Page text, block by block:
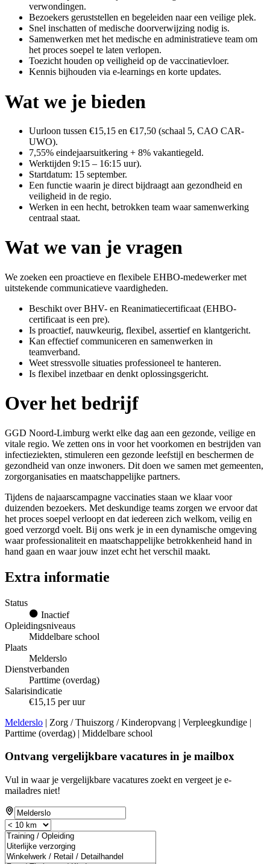
verwondingen.
Bezoekers geruststellen en begeleiden naar een veilige plek.
Snel inschatten of medische doorverwijzing nodig is.
Samenwerken met het medische en administratieve team om
het proces soepel te laten verlopen.
Toezicht houden op veiligheid op de vaccinatievloer.
Kennis bijhouden via e-learnings en korte updates.
Wat we je bieden
Uurloon tussen €15,15 en €17,50 (schaal 5, CAO CAR-
UWO).
7,55% eindejaarsuitkering + 8% vakantiegeld.
Werktijden 9:15 – 16:15 uur).
Startdatum: 15 september.
Een functie waarin je direct bijdraagt aan gezondheid en
veiligheid in de regio.
Werken in een hecht, betrokken team waar samenwerking
centraal staat.
Wat we van je vragen
We zoeken een proactieve en flexibele EHBO-medewerker met
uitstekende communicatieve vaardigheden.
Beschikt over BHV- en Reanimatiecertificaat (EHBO-
certificaat is een pre).
Is proactief, nauwkeurig, flexibel, assertief en klantgericht.
Kan effectief communiceren en samenwerken in
teamverband.
Weet stressvolle situaties professioneel te hanteren.
Is flexibel inzetbaar en denkt oplossingsgericht.
Over het bedrijf
GGD Noord-Limburg werkt elke dag aan een gezonde, veilige en
vitale regio. We zetten ons in voor het voorkomen en bestrijden van
infectieziekten, stimuleren een gezonde leefstijl en beschermen de
gezondheid van onze inwoners. Dit doen we samen met gemeenten,
zorgorganisaties en maatschappelijke partners.
Tijdens de najaarscampagne vaccinaties staan we klaar voor
duizenden bezoekers. Met deskundige teams zorgen we ervoor dat
het proces soepel verloopt en dat iedereen zich welkom, veilig en
goed verzorgd voelt. Bij ons werk je in een dynamische omgeving
waar professionaliteit en maatschappelijke betrokkenheid hand in
hand gaan en waar jouw inzet echt het verschil maakt.
Extra informatie
Status
Inactief
Opleidingsniveaus
Middelbare school
Plaats
Melderslo
Dienstverbanden
Parttime (overdag)
Salarisindicatie
€15,15 per uur
Melderslo | Zorg / Thuiszorg / Kinderopvang | Verpleegkundige |
Parttime (overdag) | Middelbare school
Ontvang vergelijkbare vacatures in je mailbox
Vul in waar je vergelijkbare vacatures zoekt en vergeet je e-
mailadres niet!